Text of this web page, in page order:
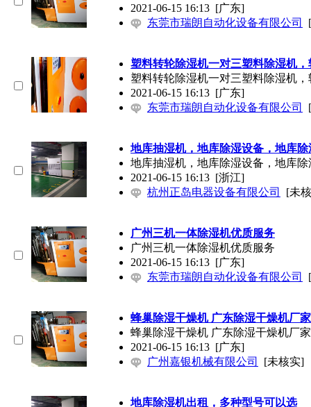
2021-06-15 16:13 [广东]
东莞市瑞朗自动化设备有限公司
塑料转轮除湿机一对三塑料除湿机
塑料转轮除湿机一对三塑料除湿机
2021-06-15 16:13 [广东]
东莞市瑞朗自动化设备有限公司
地库抽湿机，地库除湿设备，地库除
地库抽湿机，地库除湿设备，地库除
2021-06-15 16:13 [浙江]
杭州正岛电器设备有限公司
[未
广州三机一体除湿机优质服务
广州三机一体除湿机优质服务
2021-06-15 16:13 [广东]
东莞市瑞朗自动化设备有限公司
蜂巢除湿干燥机 广东除湿干燥机厂家
蜂巢除湿干燥机 广东除湿干燥机厂家
2021-06-15 16:13 [广东]
广州嘉银机械有限公司
[未核实]
地库除湿机出租，多种型号可以选